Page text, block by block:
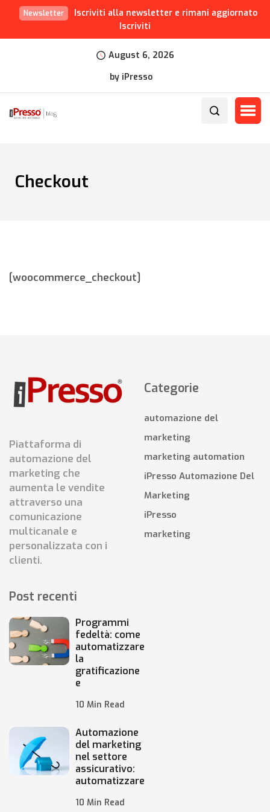
Newsletter
Iscriviti alla newsletter e rimani aggiornato
Iscriviti
August 6, 2026
by iPresso
Checkout
[woocommerce_checkout]
Piattaforma di
automazione del
marketing che
aumenta le vendite
attraverso una
comunicazione
multicanale e
personalizzata con i
clienti.
Categorie
automazione del
marketing
marketing automation
iPresso Automazione Del
Marketing
iPresso
marketing
Post recenti
Programmi
fedeltà: come
automatizzare
la
gratificazione
e
10 Min Read
Automazione
del marketing
nel settore
assicurativo:
automatizzare
10 Min Read